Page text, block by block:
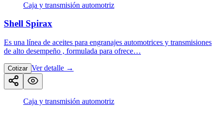
Caja y transmisión automotriz
Shell Spirax
Es una línea de aceites para engranajes automotrices y transmisiones
de alto desempeño , formulada para ofrece…
Cotizar Ver detalle →
Caja y transmisión automotriz